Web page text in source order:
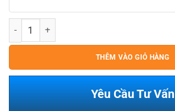
Tất Giãn Tĩnh Mạch Đùi BioHealth số lượng
THÊM VÀO GIỎ HÀNG
Yêu Cầu Tư Vấn